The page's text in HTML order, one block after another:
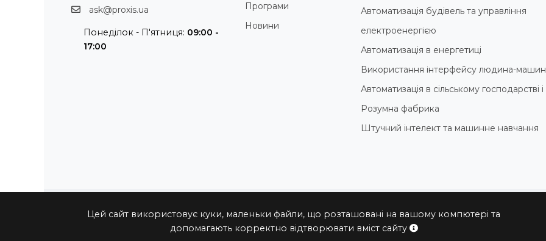
Цей сайт використовує куки, маленьки файли, що розташовані на вашому компютері та
допомагають корректно відтворювати вміст сайту
ask@proxis.ua
Понеділок - П'ятниця: 09:00 -
17:00
Програми
Новини
Автоматизація будівель та управління
електроенергією
Автоматизація в енергетиці
Використання інтерфейсу людина-
Автоматизація в сільському господарстві
Розумна фабрика
Штучний інтелект та машинне навчання
© 2004 - 2026 ПРОКСИС™ - промислові комп'ютери та системи